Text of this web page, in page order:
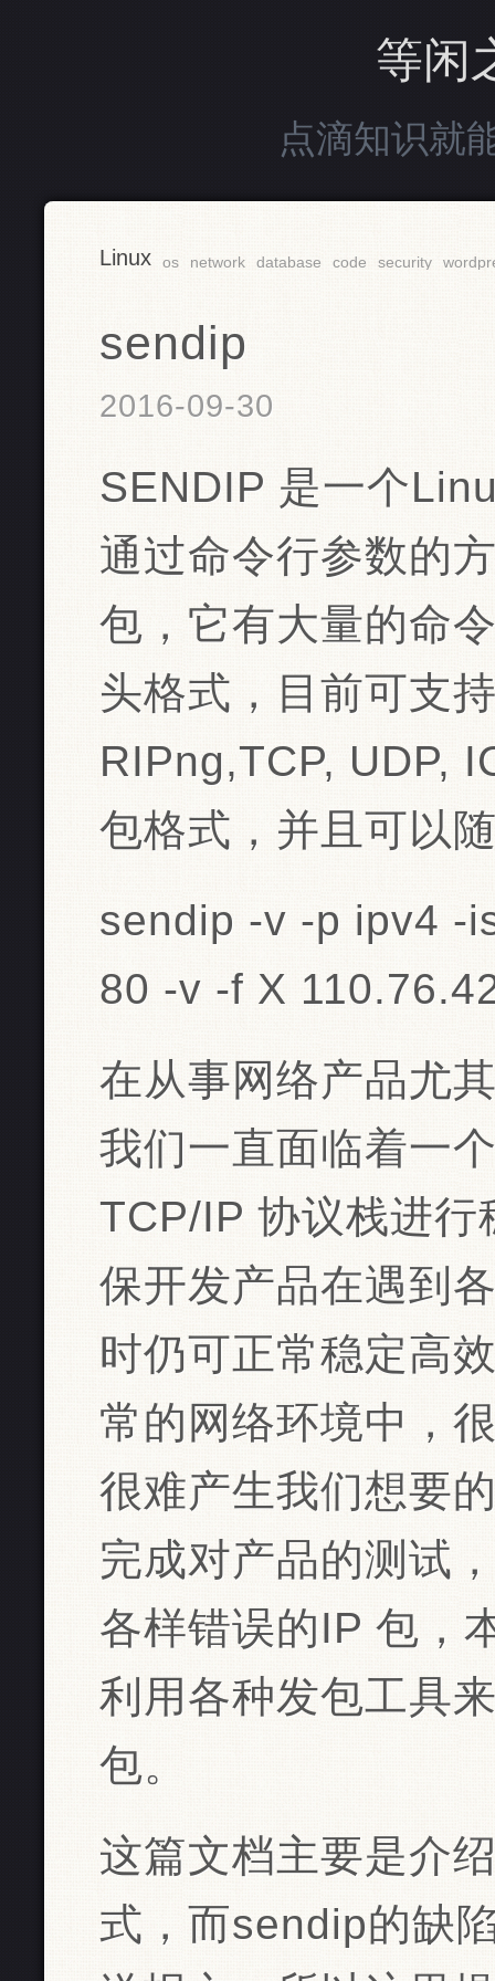
等闲
点滴知识就
Linux os network database code security
sendip
2016-09-30
SENDIP 是一个
通过命令行参数的
包，它有大量的命
头格式，目前可支
RIPng,TCP, UDP,
包格式，并且可以
sendip -v -p ipv4 -
80 -v -f X
在从事网络产品尤
我们一直面临着一
TCP/IP 协议栈进行
保开发产品在遇到
时仍可正常稳定高
常的网络环境中，
很难产生我们想要
完成对产品的测试
各样错误的IP 包，
利用各种发包工具
包。
这篇文档主要是介
式，而sendip的缺